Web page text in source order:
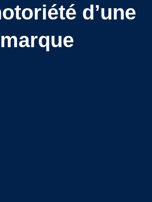
d’une
marque